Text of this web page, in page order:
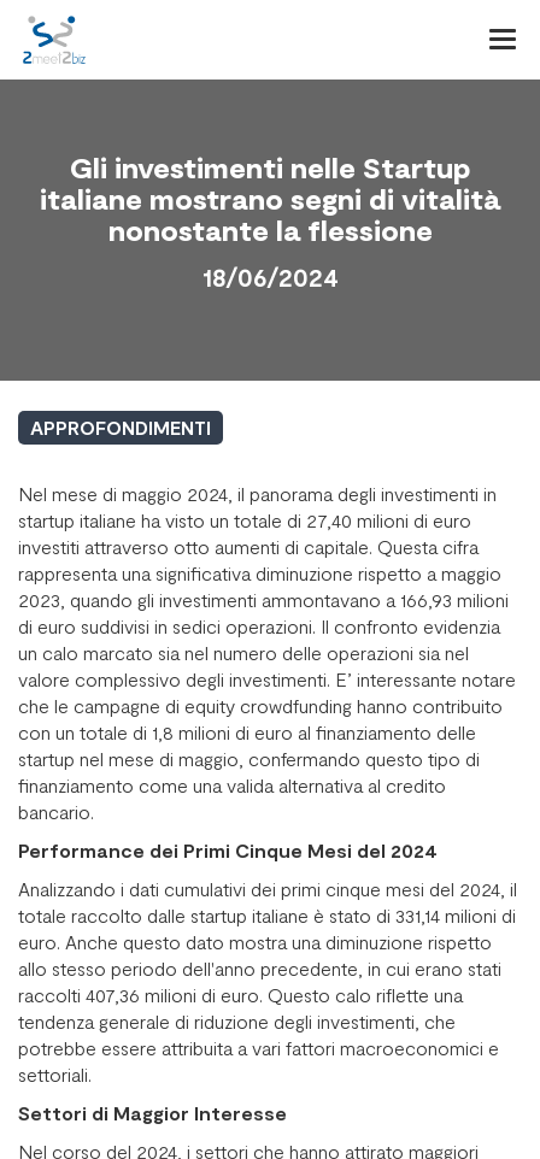
Gli investimenti nelle Startup
italiane mostrano segni di vitalità
nonostante la flessione
18/06/2024
APPROFONDIMENTI
Nel mese di maggio 2024, il panorama degli investimenti in
startup italiane ha visto un totale di 27,40 milioni di euro
investiti attraverso otto aumenti di capitale. Questa cifra
rappresenta una significativa diminuzione rispetto a maggio
2023, quando gli investimenti ammontavano a 166,93 milioni
di euro suddivisi in sedici operazioni. Il confronto evidenzia
un calo marcato sia nel numero delle operazioni sia nel
valore complessivo degli investimenti. E’ interessante notare
che le campagne di equity crowdfunding hanno contribuito
con un totale di 1,8 milioni di euro al finanziamento delle
startup nel mese di maggio, confermando questo tipo di
finanziamento come una valida alternativa al credito
bancario.
Performance dei Primi Cinque Mesi del 2024
Analizzando i dati cumulativi dei primi cinque mesi del 2024, il
totale raccolto dalle startup italiane è stato di 331,14 milioni di
euro. Anche questo dato mostra una diminuzione rispetto
allo stesso periodo dell'anno precedente, in cui erano stati
raccolti 407,36 milioni di euro. Questo calo riflette una
tendenza generale di riduzione degli investimenti, che
potrebbe essere attribuita a vari fattori macroeconomici e
settoriali.
Settori di Maggior Interesse
Nel corso del 2024, i settori che hanno attirato maggiori